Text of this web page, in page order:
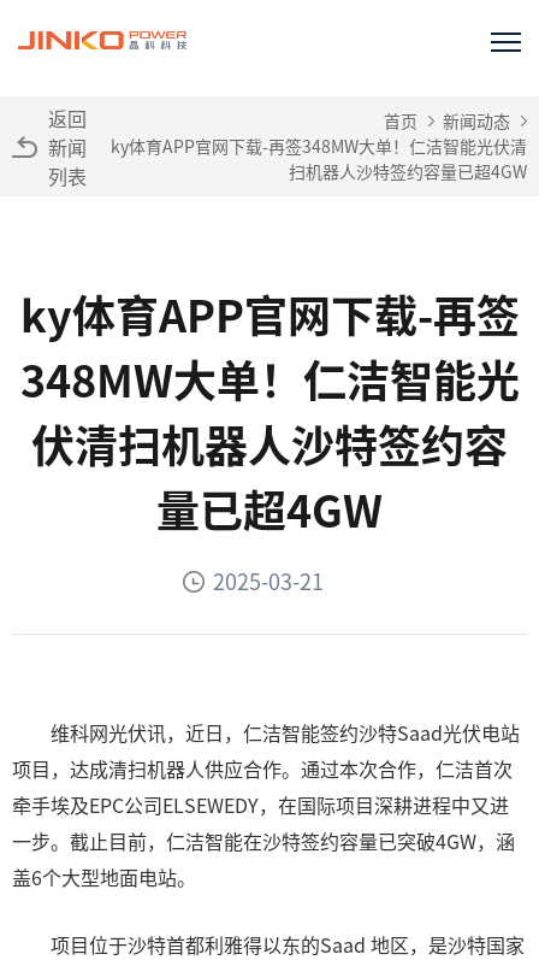
返回
新闻
列表
首页
新闻动态
ky体育APP官网下载-再签348MW大单！仁洁智能光伏清
扫机器人沙特签约容量已超4GW
ky体育APP官网下载-再签
348MW大单！仁洁智能光
伏清扫机器人沙特签约容
量已超4GW
2025-03-21
维科网光伏讯，近日，仁洁智能签约沙特Saad光伏电站
项目，达成清扫机器人供应合作。通过本次合作，仁洁首次
牵手埃及EPC公司ELSEWEDY，在国际项目深耕进程中又进
一步。截止目前，仁洁智能在沙特签约容量已突破4GW，涵
盖6个大型地面电站。
项目位于沙特首都利雅得以东的Saad 地区，是沙特国家